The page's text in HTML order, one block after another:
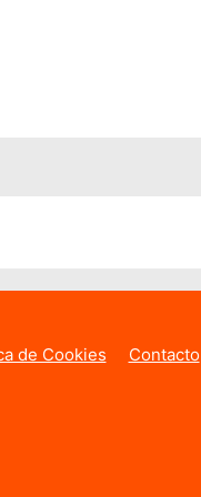
de Cookies Contacto